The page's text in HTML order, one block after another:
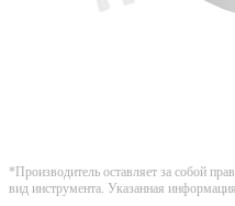
*Производитель оставляет за собой
вид инструмента. Указанная